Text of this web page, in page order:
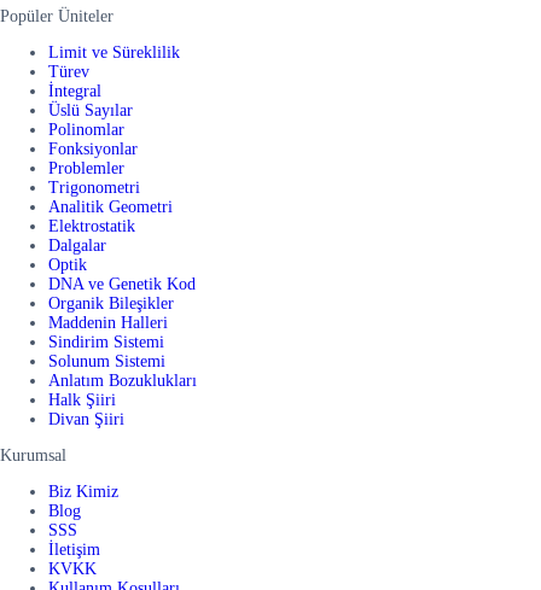
Popüler Üniteler
Limit ve Süreklilik
Türev
İntegral
Üslü Sayılar
Polinomlar
Fonksiyonlar
Problemler
Trigonometri
Analitik Geometri
Elektrostatik
Dalgalar
Optik
DNA ve Genetik Kod
Organik Bileşikler
Maddenin Halleri
Sindirim Sistemi
Solunum Sistemi
Anlatım Bozuklukları
Halk Şiiri
Divan Şiiri
Kurumsal
Biz Kimiz
Blog
SSS
İletişim
KVKK